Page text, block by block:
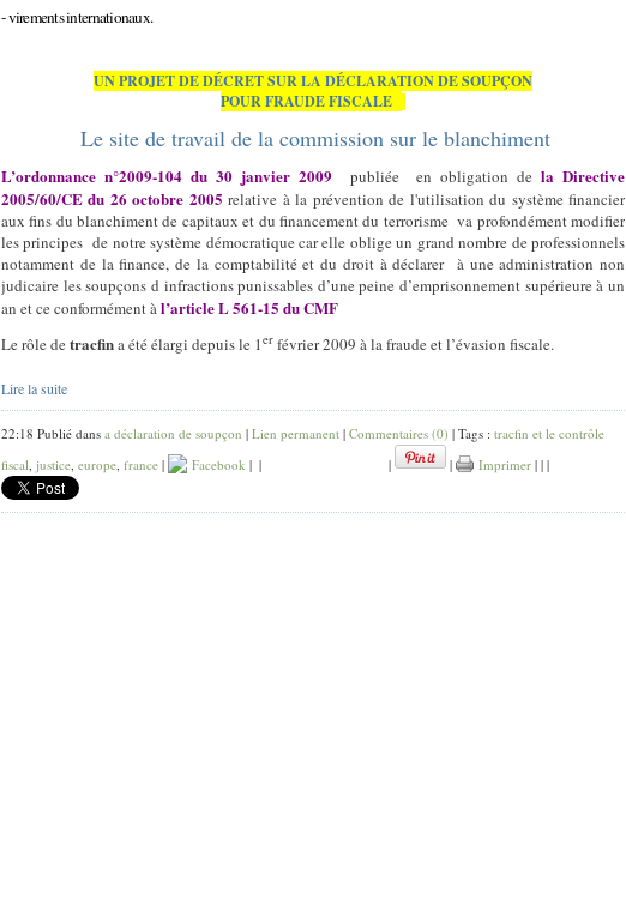
- virements internationaux.
UN PROJET DE DÉCRET SUR LA DÉCLARATION DE SOUPÇON
POUR FRAUDE FISCALE
Le site de travail de la commission sur le blanchiment
L’ordonnance n°2009-104 du 30 janvier 2009 publiée en obligation delaDirective
2005/60/CE du 26 octobre 2005 relative à la prévention de l'utilisation du système financier
aux fins du blanchiment de capitaux et du financement du terrorisme va profondément modifier
les principes de notre système démocratique car elle oblige un grand nombre de professionnels
notamment de la finance, de la comptabilité et du droit à déclarer à une administration non
judicaire les soupçons d infractions punissables d’une peine d’emprisonnement supérieure à un
an et ce conformément àl’article L 561-15 du CMF
Le rôle detracfina été élargi depuis le 1er février 2009 à la fraude et l’évasion fiscale.
Lire la suite
22:18 Publié dans a déclaration de soupçon | Lien permanent | Commentaires (0) | Tags : tracfin et le contrôle
fiscal, justice, europe, france | Facebook | | | | Imprimer | | |